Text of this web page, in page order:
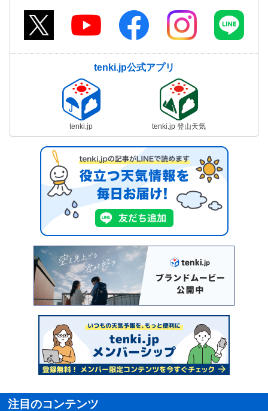
tenki.jp公式アプリ
tenki.jp tenki.jp 登山天気
注目のコンテンツ